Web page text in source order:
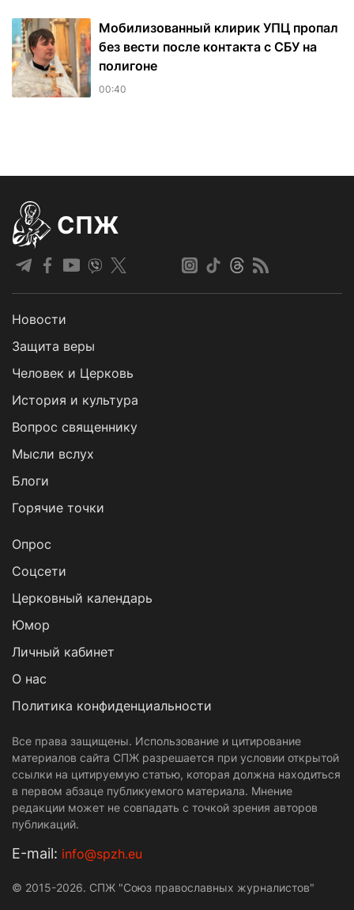
Мобилизованный клирик УПЦ пропал
без вести после контакта с СБУ на
полигоне
00:40
СПЖ
Новости
Защита веры
Человек и Церковь
История и культура
Вопрос священнику
Мысли вслух
Блоги
Горячие точки
Опрос
Cоцсети
Церковный календарь
Юмор
Личный кабинет
О нас
Политика конфиденциальности
Все права защищены. Использование и цитирование
материалов сайта СПЖ разрешается при условии открытой
ссылки на цитируемую статью, которая должна находиться
в первом абзаце публикуемого материала. Мнение
редакции может не совпадать с точкой зрения авторов
публикаций.
Е-mail: info@spzh.eu
© 2015-2026. СПЖ "Союз православных журналистов"